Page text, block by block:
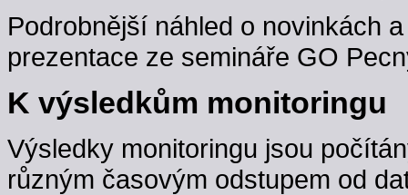
Podrobnější náhled o novinkách
prezentace ze semináře GO
K výsledkům monitoringu
Výsledky monitoringu jsou
různým časovým odstupem od